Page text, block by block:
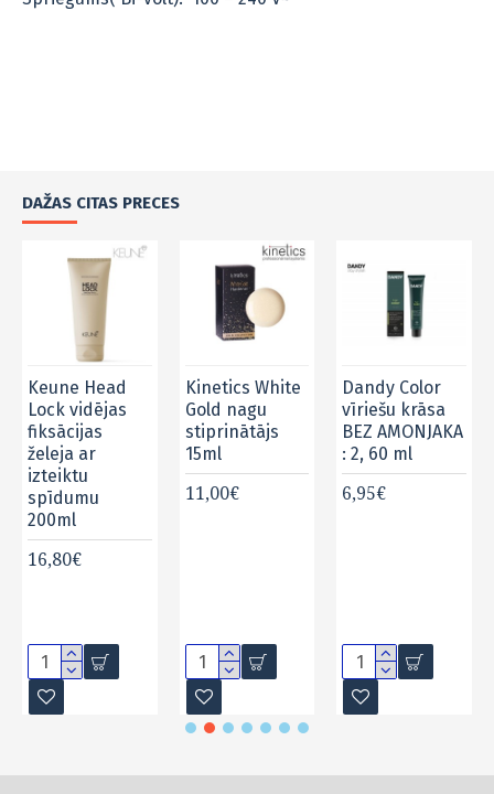
DAŽAS CITAS PRECES
Keune Head
Lock vidējas
fiksācijas
želeja ar
izteiktu
spīdumu
200ml
16,80€
Kinetics White
Gold nagu
stiprinātājs
15ml
11,00€
Dandy Color
vīriešu krāsa
BEZ AMONJAKA
: 2, 60 ml
6,95€